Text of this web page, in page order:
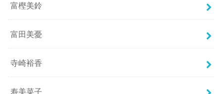
富樫美鈴
富田美憂
寺崎裕香
寿美菜子